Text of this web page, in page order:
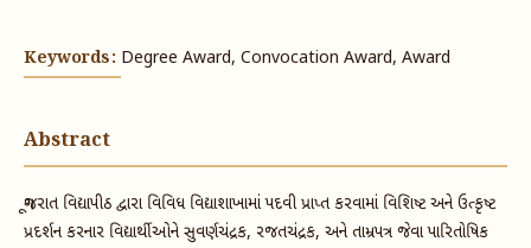
Keywords: Degree Award, Convocation Award, Award
Abstract
ગૂજરાત વિદ્યાપીઠ દ્વારા વિવિધ વિદ્યાશાખામાં પદવી પ્રાપ્ત કરવામાં વિશિષ્ટ અને ઉત્કૃષ્ટ
પ્રદર્શન કરનાર વિદ્યાર્થીઓને સુવર્ણચંદ્રક, રજતચંદ્રક, અને તામ્રપત્ર જેવા પારિતોષિક